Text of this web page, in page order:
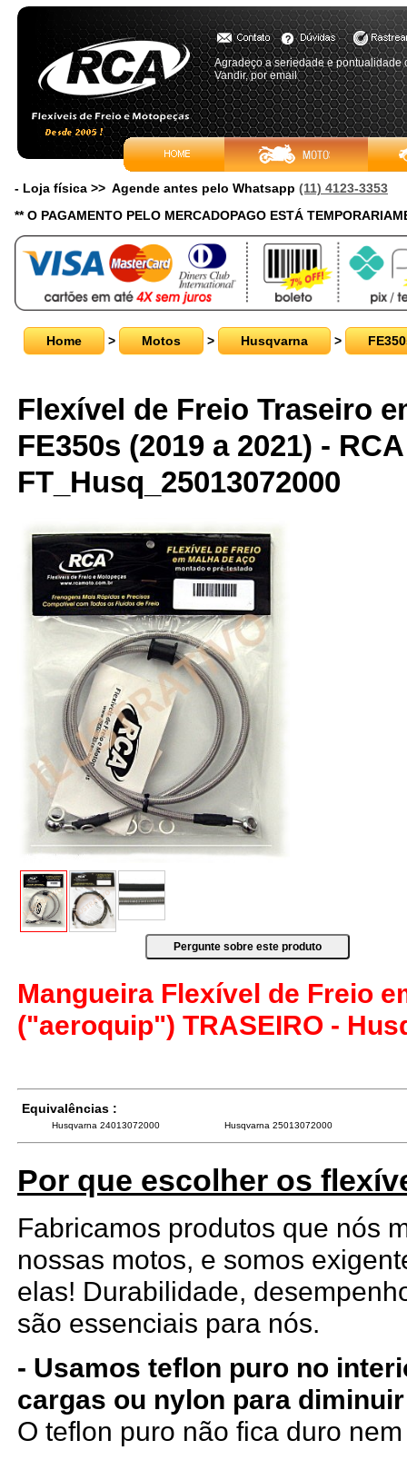
Agradeço a seriedade e pontualidade
Vandir, por email
- Loja física >> Agende antes pelo Whatsapp (11) 4123-3353
** O PAGAMENTO PELO MERCADOPAGO ESTÁ
Home > Motos > Husqvarna >
Flexível de Freio Traseiro
FE350s (2019 a 2021) - RCA
FT_Husq_25013072000
Mangueira Flexível de Freio
("aeroquip") TRASEIRO -
Equivalências :
Husqvarna 24013072000 Husqvarna 25013072000
Por que escolher os
Fabricamos produtos que nós
nossas motos, e somos
elas! Durabilidade,
são essenciais para nós.
- Usamos teflon puro no
cargas ou nylon para
O teflon puro não fica duro